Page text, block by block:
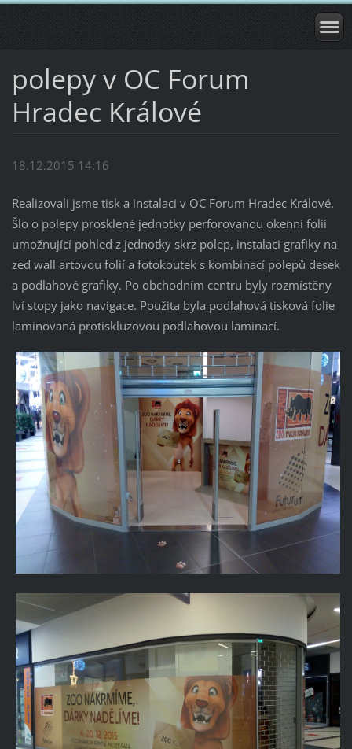
polepy v OC Forum
Hradec Králové
18.12.2015 14:16
Realizovali jsme tisk a instalaci v OC Forum Hradec Králové.
Šlo o polepy prosklené jednotky perforovanou okenní folií
umožnující pohled z jednotky skrz polep, instalaci grafiky na
zeď wall artovou folií a fotokoutek s kombinací polepů desek
a podlahové grafiky. Po obchodním centru byly rozmístěny
lví stopy jako navigace. Použita byla podlahová tisková folie
laminovaná protiskluzovou podlahovou laminací.